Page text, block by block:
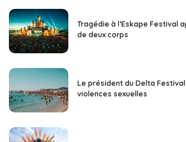
Tragédie à l’Eskape Festival
de deux corps
Le président du Delta
violences sexuelles